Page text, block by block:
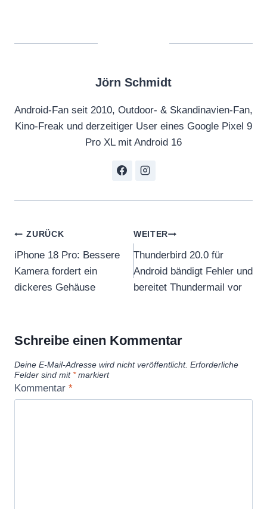
Jörn Schmidt
Android-Fan seit 2010, Outdoor- & Skandinavien-Fan,
Kino-Freak und derzeitiger User eines Google Pixel 9
Pro XL mit Android 16
Beitragsnavigation
ZURÜCK
iPhone 18 Pro: Bessere
Kamera fordert ein
dickeres Gehäuse
WEITER
Thunderbird 20.0 für
Android bändigt Fehler und
bereitet Thundermail vor
Schreibe einen Kommentar
Deine E-Mail-Adresse wird nicht veröffentlicht. Erforderliche
Felder sind mit *markiert
Kommentar *